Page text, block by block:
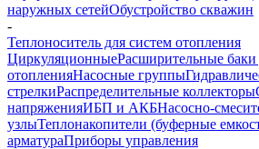
наружных сетейОбустройство скважин
-
Теплоноситель для систем отопления
ЦиркуляционныеРасширительные баки
отопленияНасосные группы
стрелкиРаспределительные коллекторы
напряженияИБП и АКБНасосно-
узлыТеплонакопители (буферные
арматураПриборы управления